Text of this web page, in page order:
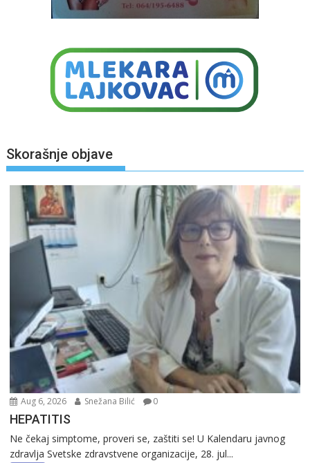
Skorašnje objave
Aug 6, 2026 Snežana Bilić 0
HEPATITIS
Ne čekaj simptome, proveri se, zaštiti se! U Kalendaru javnog
zdravlja Svetske zdravstvene organizacije, 28. jul...